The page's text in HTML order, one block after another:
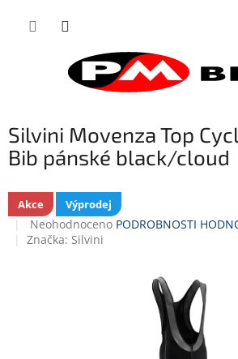
Silvini Movenza Top
Bib pánské black/cloud
Akce Výprodej
Průměrné
hodnocení
Neohodnoceno PODROBNOSTI
Značka: Silvini